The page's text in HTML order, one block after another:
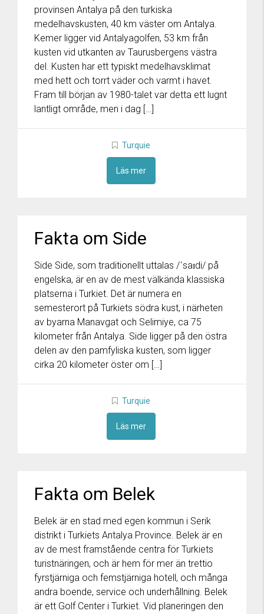
provinsen Antalya på den turkiska
medelhavskusten, 40 km väster om Antalya.
Kemer ligger vid Antalyagolfen, 53 km från
kusten vid utkanten av Taurusbergens västra
del. Kusten har ett typiskt medelhavsklimat
med hett och torrt väder och varmt i havet.
Fram till början av 1980-talet var detta ett lugnt
lantligt område, men i dag […]
Turquie
Läs mer
Fakta om Side
Side Side, som traditionellt uttalas /ˈsaɪdi/ på
engelska, är en av de mest välkända klassiska
platserna i Turkiet. Det är numera en
semesterort på Turkiets södra kust, i närheten
av byarna Manavgat och Selimiye, ca 75
kilometer från Antalya. Side ligger på den östra
delen av den pamfyliska kusten, som ligger
cirka 20 kilometer öster om […]
Turquie
Läs mer
Fakta om Belek
Belek är en stad med egen kommun i Serik
distrikt i Turkiets Antalya Province. Belek är en
av de mest framstående centra för Turkiets
turistnäringen, och är hem för mer än trettio
fyrstjärniga och femstjärniga hotell, och många
andra boende, service och underhållning. Belek
är ett Golf Center i Turkiet. Vid planeringen den